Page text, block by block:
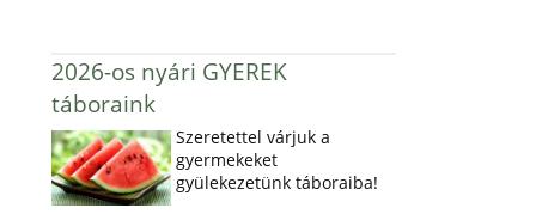
2026-os nyári GYEREK
táboraink
Szeretettel várjuk a
gyermekeket
gyülekezetünk táboraiba!